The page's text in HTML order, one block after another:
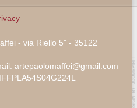
- via Riello 5" - 35122
artepaolomaffei@gmail.com